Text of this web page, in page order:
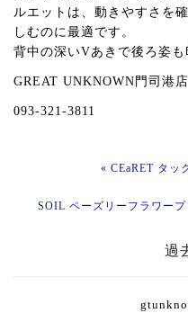
ルエットは、動きやすさを
しむのに最適です。
背中の深いVあきで後ろ姿
GREAT UNKNOWN門司港店
093-321-3811
« CEaRET タッ
SOIL ペーズリーフラワー
過